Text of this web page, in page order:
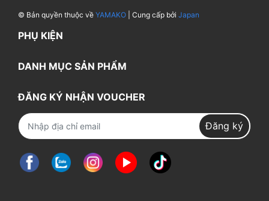
© Bản quyền thuộc về YAMAKO | Cung cấp bởi Japan
PHỤ KIỆN
DANH MỤC SẢN PHẨM
ĐĂNG KÝ NHẬN VOUCHER
Đăng ký